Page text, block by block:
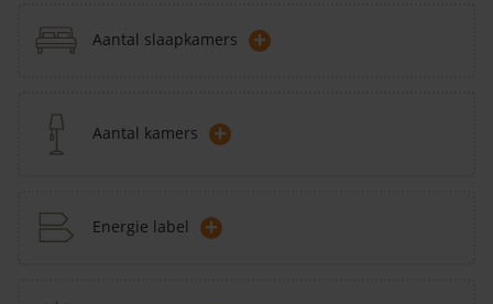
Aantal slaapkamers +
Aantal kamers +
Energie label +